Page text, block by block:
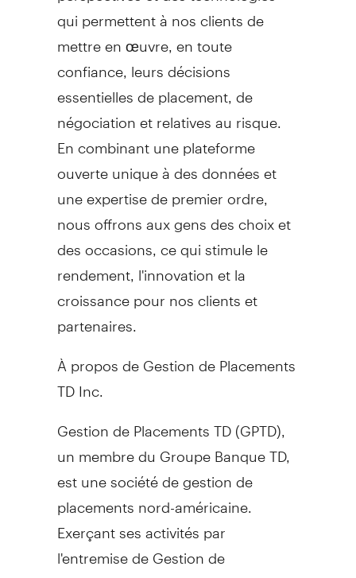
qui permettent à nos clients de
mettre en œuvre, en toute
confiance, leurs décisions
essentielles de placement, de
négociation et relatives au risque.
En combinant une plateforme
ouverte unique à des données et
une expertise de premier ordre,
nous offrons aux gens des choix et
des occasions, ce qui stimule le
rendement, l'innovation et la
croissance pour nos clients et
partenaires.
À propos de Gestion de Placements
TD Inc.
Gestion de Placements TD (GPTD),
un membre du Groupe Banque TD,
est une société de gestion de
placements nord-américaine.
Exerçant ses activités par
l'entremise de Gestion de